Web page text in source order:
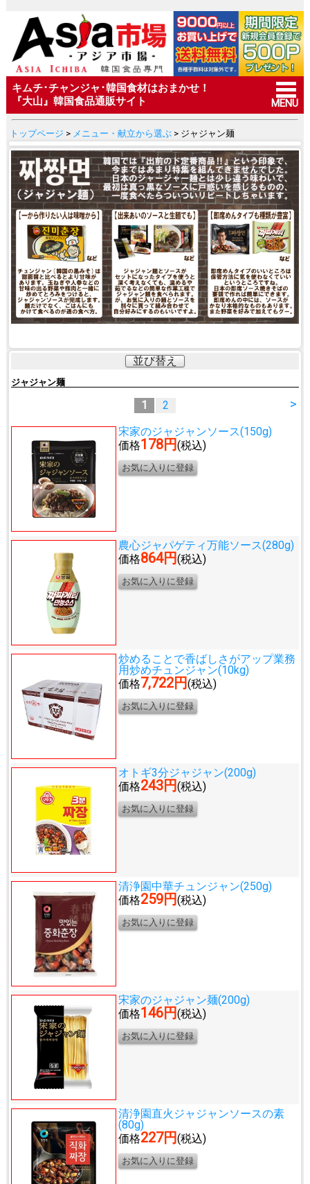
キムチ･チャンジャ･韓国食材はおまかせ！
『大山』韓国食品通販サイト
MENU
トップページ > メニュー・献立から選ぶ> ジャジャン麺
並び替え
ジャジャン麺
>
1
2
宋家のジャジャンソース(150g)
価格178円(税込)
農心ジャパゲティ万能ソース(280g)
価格864円(税込)
炒めることで香ばしさがアップ業務
用炒めチュンジャン(10kg)
価格7,722円(税込)
オトギ3分ジャジャン(200g)
価格243円(税込)
清浄園中華チュンジャン(250g)
価格259円(税込)
宋家のジャジャン麺(200g)
価格146円(税込)
清浄園直火ジャジャンソースの素
(80g)
価格227円(税込)